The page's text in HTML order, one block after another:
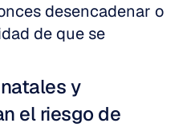
desencadenar o
de que se
y
el riesgo de